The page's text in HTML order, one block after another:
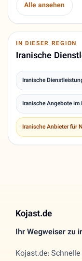
Alle ansehen
IN DIESER REGION
Iranische
Iranische
Iranische Angebote
Iranische Anbieter für
Kojast.de
Ihr Wegweiser zu
Kojast.de: